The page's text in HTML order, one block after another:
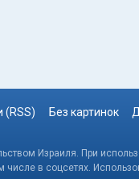
(RSS) Без картинок
Израиля. При
в соцсетях.